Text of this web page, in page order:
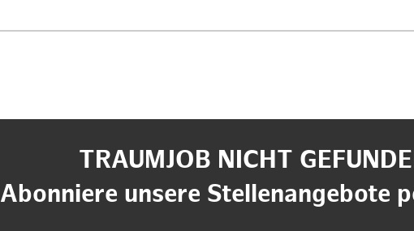
TRAUMJOB NICHT
Abonniere unsere Stellenangebote